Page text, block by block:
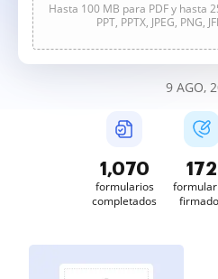
Hasta 100 MB para PDF y hasta
PPT, PPTX, JPEG, PNG,
9 AGO,
1,070
formularios
completados
172